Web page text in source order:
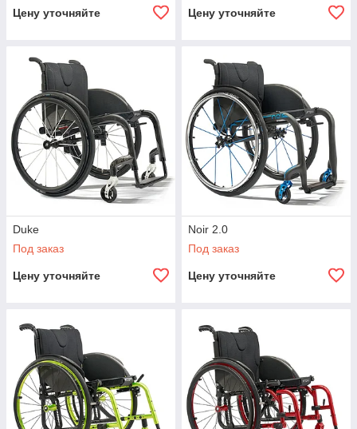
Цену уточняйте Цену уточняйте
Duke
Под заказ
Цену уточняйте
Noir 2.0
Под заказ
Цену уточняйте